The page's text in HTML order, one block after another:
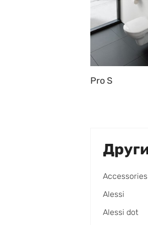
Pro S
Accessories
Alessi
Alessi dot